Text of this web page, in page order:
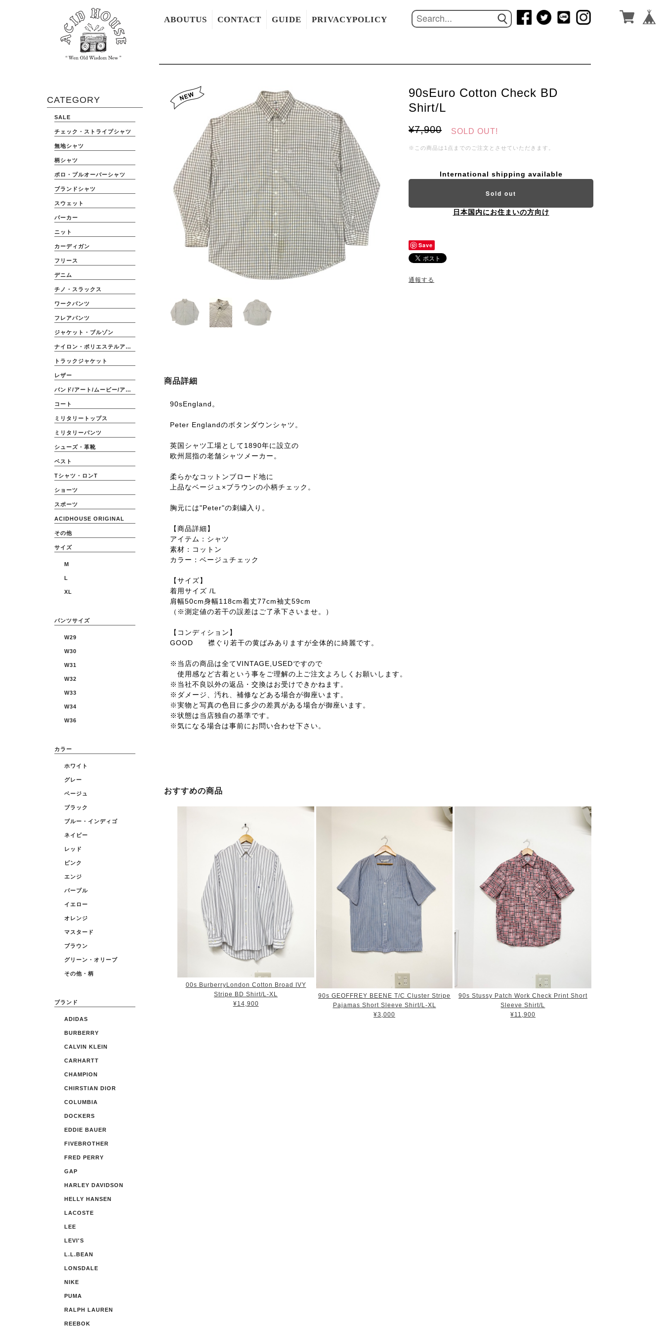
CATEGORY
SALE
チェック・ストライプシャツ
無地シャツ
柄シャツ
ポロ・プルオーバーシャツ
ブランドシャツ
スウェット
パーカー
ニット
カーディガン
フリース
デニム
チノ・スラックス
ワークパンツ
フレアパンツ
ジャケット・ブルゾン
ナイロン・ポリエステルアウター
トラックジャケット
レザー
バンド/アート/ムービー/アニメ
コート
ミリタリートップス
ミリタリーパンツ
シューズ・革靴
ベスト
Tシャツ・ロンT
ショーツ
スポーツ
ACIDHOUSE ORIGINAL
その他
サイズ
M
L
XL
パンツサイズ
W29
W30
W31
W32
W33
W34
W36
カラー
ホワイト
グレー
ベージュ
ブラック
ブルー・インディゴ
ネイビー
レッド
ピンク
エンジ
パープル
イエロー
オレンジ
マスタード
ブラウン
グリーン・オリーブ
その他・柄
ブランド
ADIDAS
BURBERRY
CALVIN KLEIN
CARHARTT
CHAMPION
CHIRSTIAN DIOR
COLUMBIA
DOCKERS
EDDIE BAUER
FIVEBROTHER
FRED PERRY
GAP
HARLEY DAVIDSON
HELLY HANSEN
LACOSTE
LEE
LEVI'S
L.L.BEAN
LONSDALE
NIKE
PUMA
RALPH LAUREN
REEBOK
ABOUTUS CONTACT GUIDE PRIVACYPOLICY
90sEuro Cotton Check BD
Shirt/L
¥7,900 SOLD OUT!
※この商品は1点までのご注文とさせていただきます。
International shipping available
Sold out
日本国内にお住まいの方向け
Save
通報する
商品詳細
90sEngland。
Peter Englandのボタンダウンシャツ。
英国シャツ工場として1890年に設立の
欧州屈指の老舗シャツメーカー。
柔らかなコットンブロード地に
上品なベージュ×ブラウンの小柄チェック。
胸元には"Peter"の刺繍入り。
【商品詳細】
アイテム：シャツ
素材：コットン
カラー：ベージュチェック
【サイズ】
着用サイズ /L
肩幅50cm身幅118cm着丈77cm袖丈59cm
（※測定値の若干の誤差はご了承下さいませ。）
【コンディション】
GOOD 襟ぐり若干の黄ばみありますが全体的に綺麗です。
※当店の商品は全てVINTAGE,USEDですので
使用感など古着という事をご理解の上ご注文よろしくお願いします。
※当社不良以外の返品・交換はお受けできかねます。
※ダメージ、汚れ、補修などある場合が御座います。
※実物と写真の色目に多少の差異がある場合が御座います。
※状態は当店独自の基準です。
※気になる場合は事前にお問い合わせ下さい。
おすすめの商品
00s BurberryLondon Cotton Broad IVY
Stripe BD Shirt/L-XL
¥14,900
90s GEOFFREY BEENE T/C Cluster Stripe
Pajamas Short Sleeve Shirt/L-XL
¥3,000
90s Stussy Patch Work Check Print Short
Sleeve Shirt/L
¥11,900